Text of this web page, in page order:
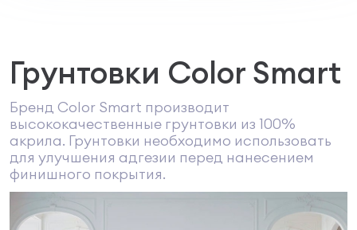
Грунтовки Color Smart
Бренд Color Smart производит
высококачественные грунтовки из 100%
акрила. Грунтовки необходимо использовать
для улучшения адгезии перед нанесением
финишного покрытия.